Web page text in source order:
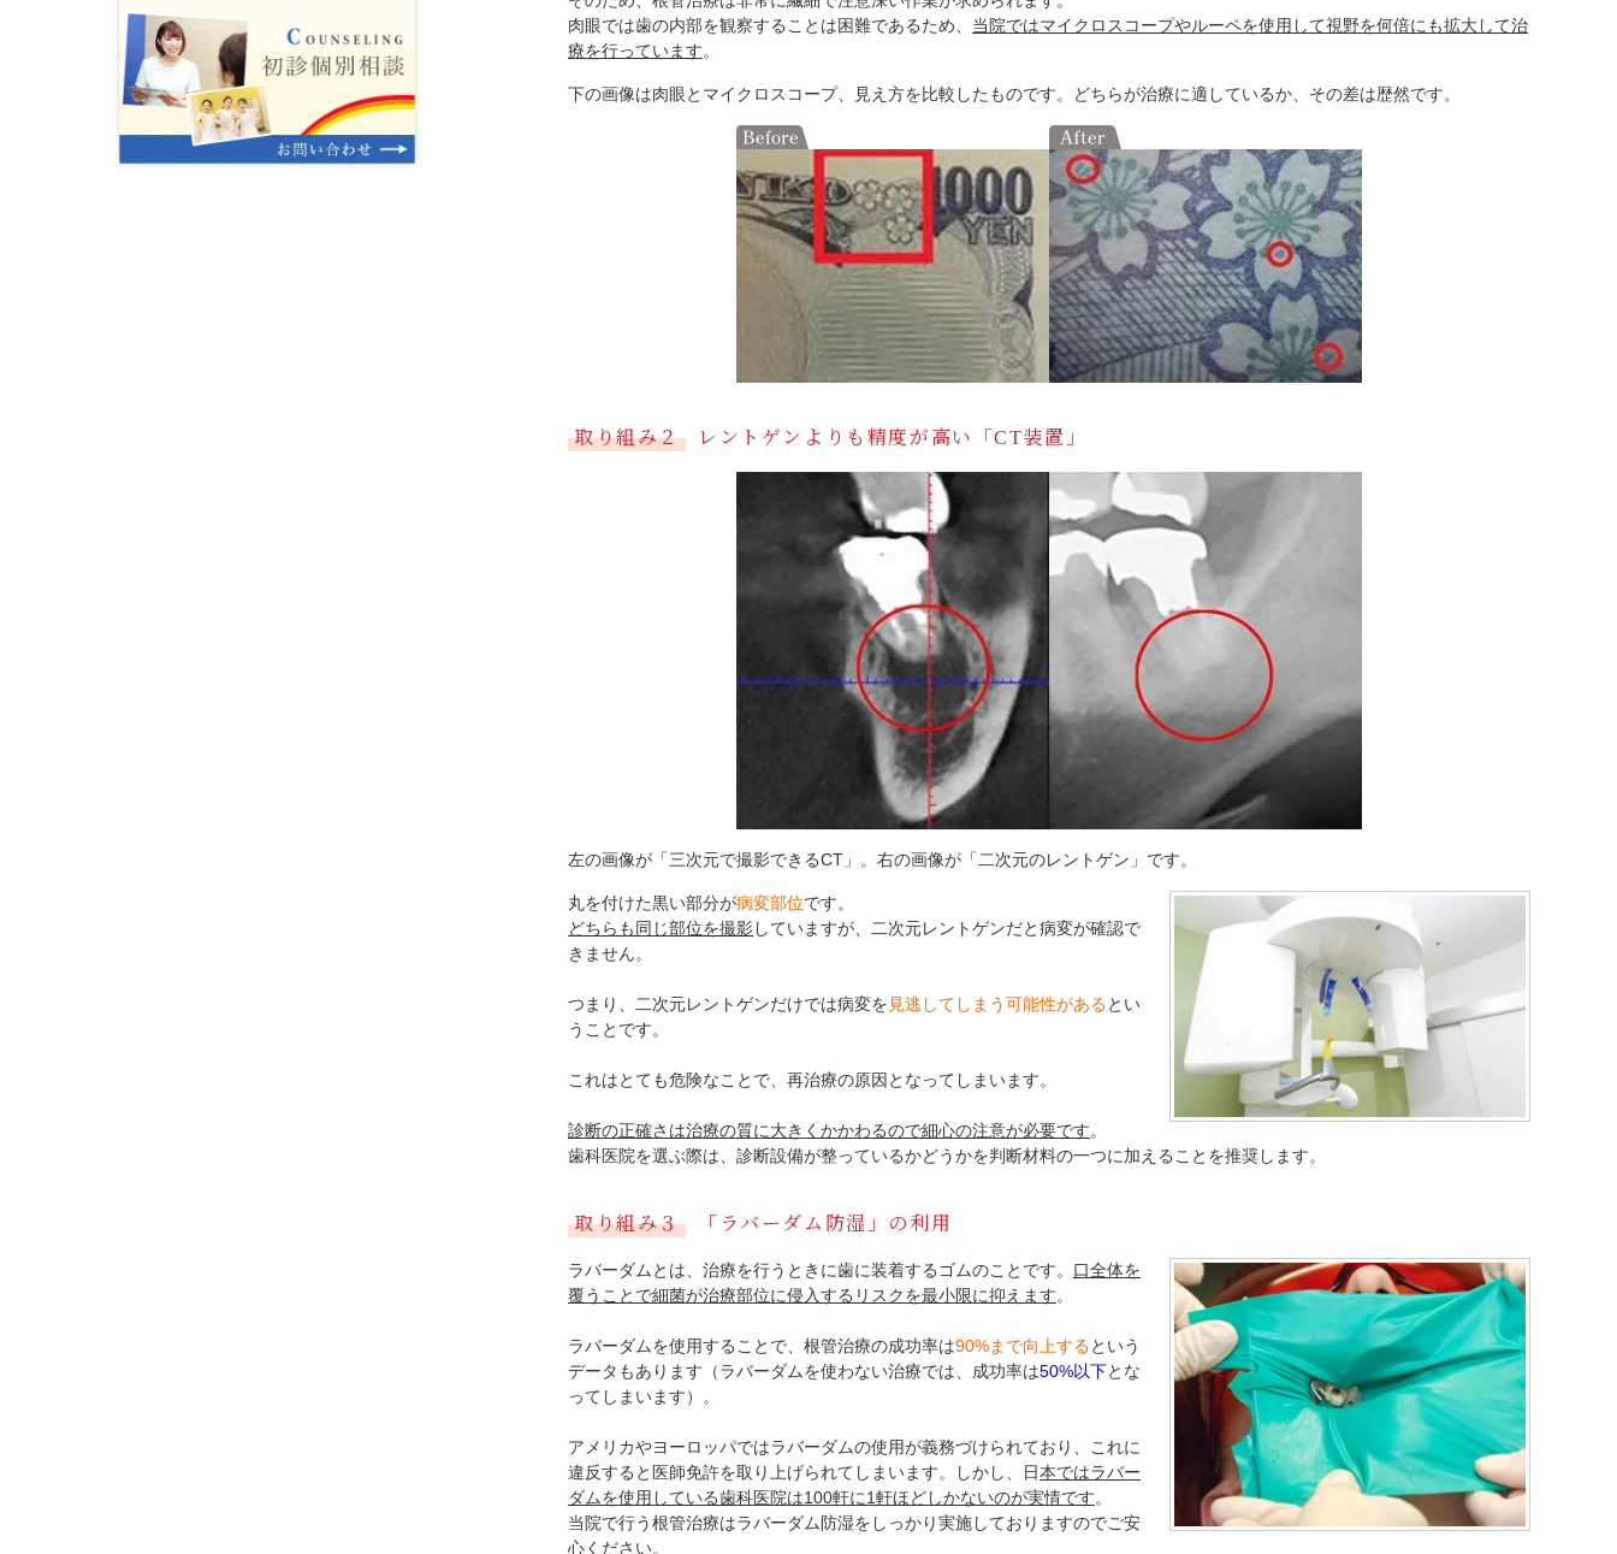
肉眼では歯の内部を観察することは困難であるため、 当院ではマイクロスコープやルーペを使用して視野を何倍にも拡大して治
療を行っています。
下の画像は肉眼とマイクロスコープ、見え方を比較したものです。どちらが治療に適しているか、その差は歴然です。
取り組み２ レントゲンよりも精度が高い「CT装置」
左の画像が「三次元で撮影できるCT」。右の画像が「二次元のレントゲン」です。
丸を付けた黒い部分が病変部位です。
どちらも同じ部位を撮影していますが、二次元レントゲンだと病変が確認で
きません。
つまり、二次元レントゲンだけでは病変を 見逃してしまう可能性があるとい
うことです。
これはとても危険なことで、再治療の原因となってしまいます。
診断の正確さは治療の質に大きくかかわるので細心の注意が必要です。
歯科医院を選ぶ際は、診断設備が整っているかどうかを判断材料の一つに加えることを推奨します。
取り組み３ 「ラバーダム防湿」の利用
ラバーダムとは、治療を行うときに歯に装着するゴムのことです。 口全体を
覆うことで細菌が治療部位に侵入するリスクを最小限に抑えます。
ラバーダムを使用することで、根管治療の成功率は90%まで向上するという
データもあります（ラバーダムを使わない治療では、成功率は50%以下とな
ってしまいます）。
アメリカやヨーロッパではラバーダムの使用が義務づけられており、これに
違反すると医師免許を取り上げられてしまいます。しかし、日本ではラバー
ダムを使用している歯科医院は100軒に1軒ほどしかないのが実情です。
当院で行う根管治療はラバーダム防湿をしっかり実施しておりますのでご安
心ください。